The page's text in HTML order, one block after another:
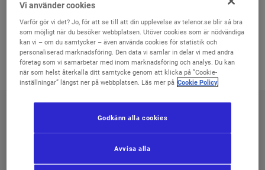
Testa gärna igen om en stund.
Vi använder cookies
Varför gör vi det? Jo, för att se till att din upplevelse av telenor.se blir så bra
som möjligt när du besöker webbplatsen. Utöver cookies som är nödvändiga
kan vi – om du samtycker – även använda cookies för statistik och
personaliserad marknadsföring. Den data vi samlar in delar vi med andra
företag som vi samarbetar med inom marknadsföring och analys. Du kan
när som helst återkalla ditt samtycke genom att klicka på ”Cookie-
inställningar” längst ner på webbplatsen. Läs mer på Cookie Policy
Avvisa alla
Godkänn alla cookies